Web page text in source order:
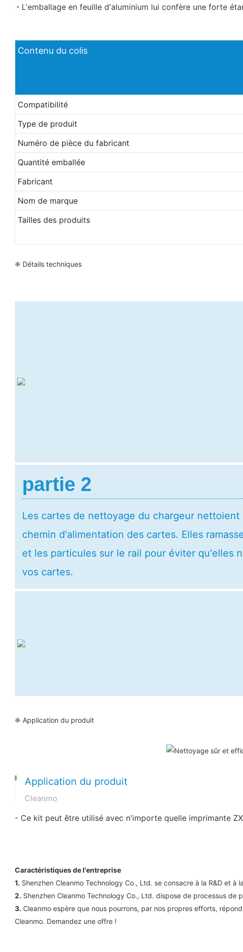
◔ L'emballage en feuille d'aluminium lui confère une forte
Contenu du colis
Compatibilité
Type de produit
Numéro de pièce du fabricant
Quantité emballée
Fabricant
Nom de marque
Tailles des produits
❈ Détails techniques
partie 2
Les cartes de nettoyage du chargeur nettoient
chemin d'alimentation des cartes. Elles
et les particules sur le rail pour éviter qu'elles
vos cartes.
❈ Application du produit
Application du produit
Cleanmo
- Ce kit peut être utilisé avec n'importe quelle imprimante
Caractéristiques de l'entreprise
1. Shenzhen Cleanmo Technology Co., Ltd. se consacre à la R&D et
2. Shenzhen Cleanmo Technology Co., Ltd. dispose de processus
3. Cleanmo espère que nous pourrons, par nos propres efforts,
Cleanmo. Demandez une offre !